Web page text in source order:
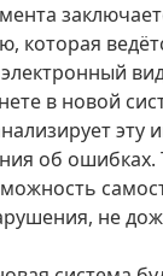
которая
в новой
об
не